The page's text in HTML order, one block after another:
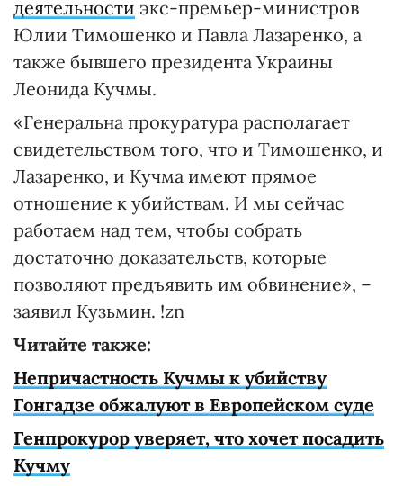
деятельности экс-премьер-министров
Юлии Тимошенко и Павла Лазаренко, а
также бывшего президента Украины
Леонида Кучмы.
«Генеральна прокуратура располагает
свидетельством того, что и Тимошенко, и
Лазаренко, и Кучма имеют прямое
отношение к убийствам. И мы сейчас
работаем над тем, чтобы собрать
достаточно доказательств, которые
позволяют предъявить им обвинение», –
заявил Кузьмин. !zn
Читайте также:
Непричастность Кучмы к убийству
Гонгадзе обжалуют в Европейском суде
Генпрокурор уверяет, что хочет посадить
Кучму